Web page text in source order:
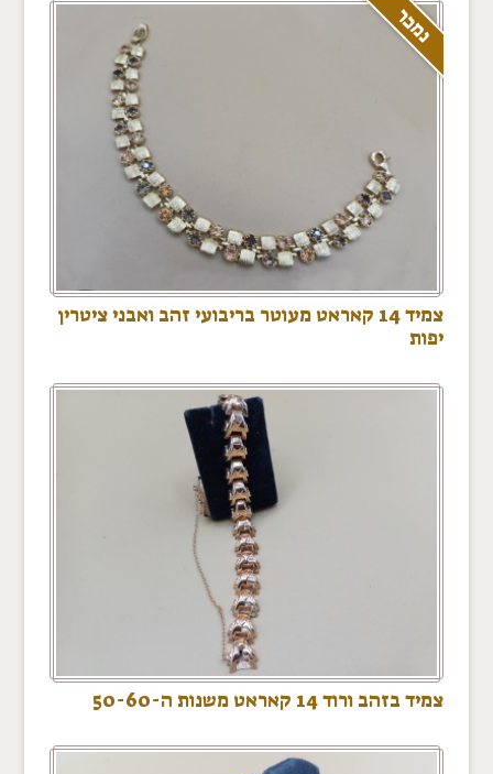
נמכר
צמיד 14 קאראט מעוטר בריבועי זהב ואבני ציטרין
יפות
צמיד בזהב ורוד 14 קאראט משנות ה-50-60